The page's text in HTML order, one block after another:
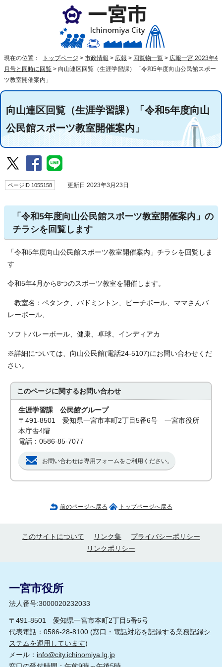
現在の位置： トップページ > 市政情報 > 広報 > 回覧物一覧 > 広報一宮 2023年4
月号と同時に回覧 > 向山連区回覧（生涯学習課）「令和5年度向山公民館スポー
ツ教室開催案内」
向山連区回覧（生涯学習課）「令和5年度向山
公民館スポーツ教室開催案内」
ページID 1055158 更新日 2023年3月23日
「令和5年度向山公民館スポーツ教室開催案内」の
チラシを回覧します
「令和5年度向山公民館スポーツ教室開催案内」チラシを回覧しま
す
令和5年4月から8つのスポーツ教室を開催します。
教室名：ペタンク、バドミントン、ビーチボール、ママさんバ
レーボール、
ソフトバレーボール、健康、卓球、インディアカ
※詳細については、向山公民館(電話24-5107)にお問い合わせくだ
さい。
このページに関するお問い合わせ
生涯学習課 公民館グループ
〒491-8501 愛知県一宮市本町2丁目5番6号 一宮市役所
本庁舎4階
電話：0586-85-7077
お問い合わせは専用フォームをご利用ください。
前のページへ戻る トップページへ戻る
このサイトについて リンク集
プライバシーポリシー
リンクポリシー
一宮市役所
法人番号:3000020232033
〒491-8501 愛知県一宮市本町2丁目5番6号
代表電話：0586-28-8100 (窓口・電話対応を記録する業務記録シ
ステムを運用しています)
メール： info@city.ichinomiya.lg.jp